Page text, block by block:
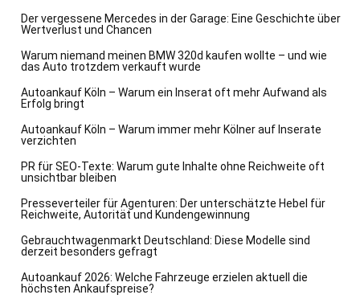
Der vergessene Mercedes in der Garage: Eine Geschichte über
Wertverlust und Chancen
Warum niemand meinen BMW 320d kaufen wollte – und wie
das Auto trotzdem verkauft wurde
Autoankauf Köln – Warum ein Inserat oft mehr Aufwand als
Erfolg bringt
Autoankauf Köln – Warum immer mehr Kölner auf Inserate
verzichten
PR für SEO-Texte: Warum gute Inhalte ohne Reichweite oft
unsichtbar bleiben
Presseverteiler für Agenturen: Der unterschätzte Hebel für
Reichweite, Autorität und Kundengewinnung
Gebrauchtwagenmarkt Deutschland: Diese Modelle sind
derzeit besonders gefragt
Autoankauf 2026: Welche Fahrzeuge erzielen aktuell die
höchsten Ankaufspreise?